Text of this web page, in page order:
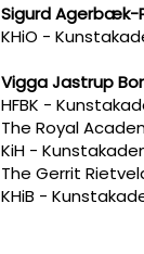
Sigurd Agerbæk-
KHiO -
Vigga Jastrup
HFBK -
The Royal
​KiH -
The Gerrit
KHiB -